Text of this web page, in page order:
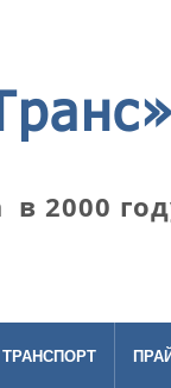
2000
ТРАНСПОРТ